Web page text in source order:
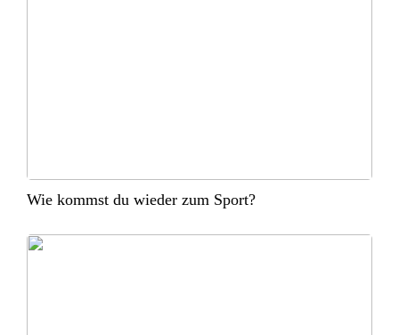
Wie kommst du wieder zum Sport?